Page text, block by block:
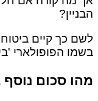
הבניין?
לשם כך קיים
בשמו הפופולארי
מהו סכום